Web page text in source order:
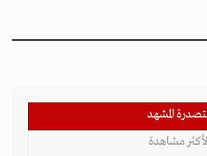
المشهد
مشاهدة